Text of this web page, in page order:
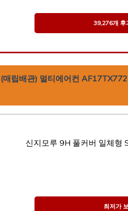
39,276개 후
매립배관) 멀티에어컨
신지모루 9H 풀커버 일체형
최저가